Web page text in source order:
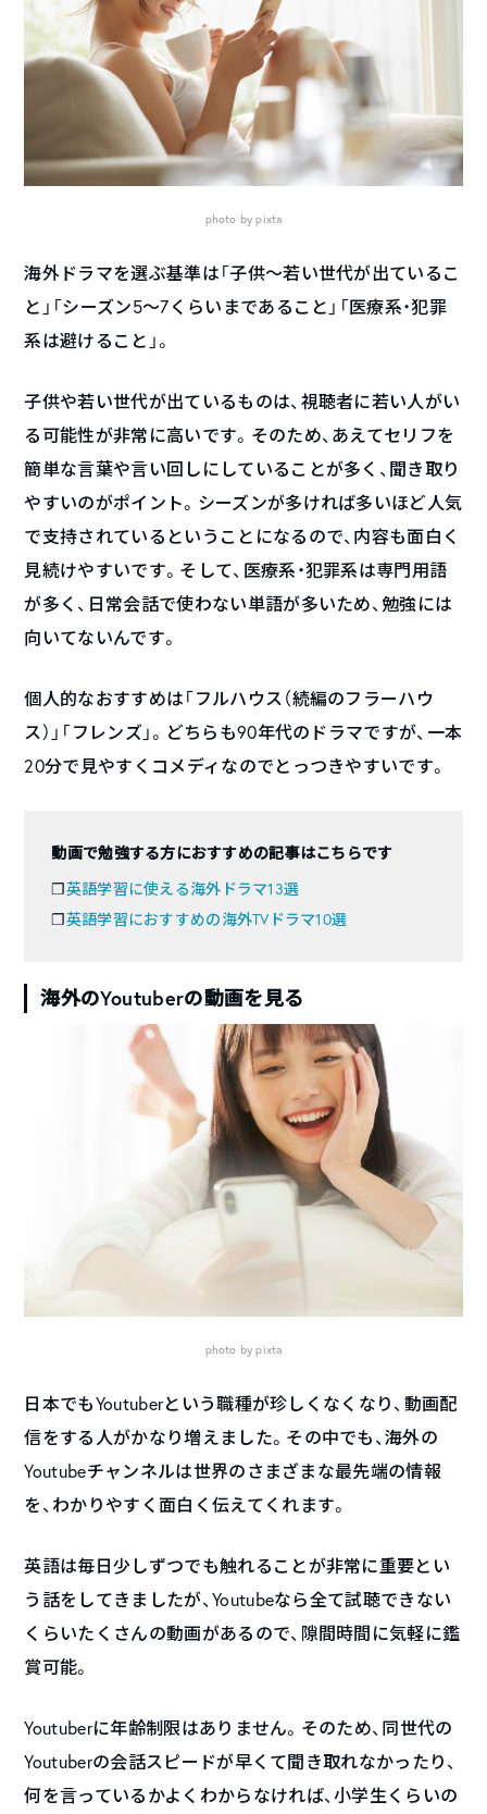
photo by pixta
海外ドラマを選ぶ基準は「子供〜若い世代が出ているこ
と」「シーズン5〜7くらいまであること」「医療系・犯罪
系は避けること」。
子供や若い世代が出ているものは、視聴者に若い人がい
る可能性が非常に高いです。そのため、あえてセリフを
簡単な言葉や言い回しにしていることが多く、聞き取り
やすいのがポイント。シーズンが多ければ多いほど人気
で支持されているということになるので、内容も面白く
見続けやすいです。そして、医療系・犯罪系は専門用語
が多く、日常会話で使わない単語が多いため、勉強には
向いてないんです。
個人的なおすすめは「フルハウス（続編のフラーハウ
ス）」「フレンズ」。どちらも90年代のドラマですが、一本
20分で見やすくコメディなのでとっつきやすいです。
動画で勉強する方におすすめの記事はこちらです
❐英語学習に使える海外ドラマ13選
❐英語学習におすすめの海外TVドラマ10選
海外のYoutuberの動画を見る
photo by pixta
日本でもYoutuberという職種が珍しくなくなり、動画配
信をする人がかなり増えました。その中でも、海外の
Youtubeチャンネルは世界のさまざまな最先端の情報
を、わかりやすく面白く伝えてくれます。
英語は毎日少しずつでも触れることが非常に重要とい
う話をしてきましたが、Youtubeなら全て試聴できない
くらいたくさんの動画があるので、隙間時間に気軽に鑑
賞可能。
Youtuberに年齢制限はありません。そのため、同世代の
Youtuberの会話スピードが早くて聞き取れなかったり、
何を言っているかよくわからなければ、小学生くらいの